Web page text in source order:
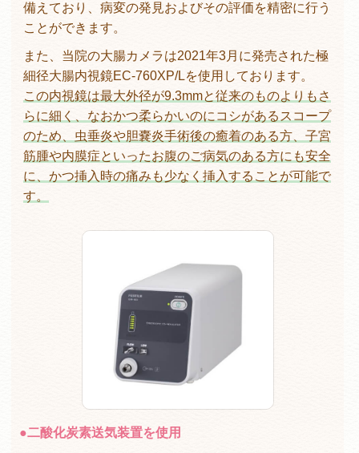
備えており、病変の発見およびその評価を精密に行う
ことができます。
また、当院の大腸カメラは2021年3月に発売された極
細径大腸内視鏡EC-760XP/Lを使用しております。
この内視鏡は最大外径が9.3mmと従来のものよりもさ
らに細く、なおかつ柔らかいのにコシがあるスコープ
のため、虫垂炎や胆嚢炎手術後の癒着のある方、子宮
筋腫や内膜症といったお腹のご病気のある方にも安全
に、かつ挿入時の痛みも少なく挿入することが可能で
す。
●二酸化炭素送気装置を使用